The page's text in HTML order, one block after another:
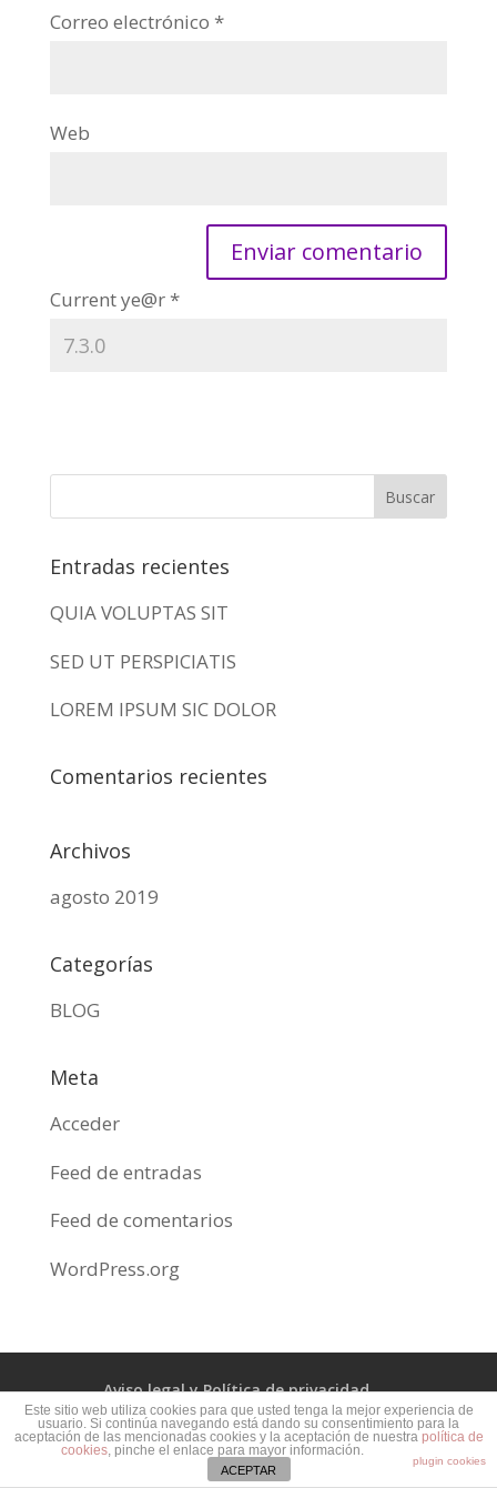
Correo electrónico *
Web
Current ye@r *
Entradas recientes
QUIA VOLUPTAS SIT
SED UT PERSPICIATIS
LOREM IPSUM SIC DOLOR
Comentarios recientes
Archivos
agosto 2019
Categorías
BLOG
Meta
Acceder
Feed de entradas
Feed de comentarios
WordPress.org
Aviso legal y Política de privacidad
Política de cookies
Este sitio web utiliza cookies para que usted tenga la mejor experiencia de
usuario. Si continúa navegando está dando su consentimiento para la
aceptación de las mencionadas cookies y la aceptación de nuestra política de
cookies, pinche el enlace para mayor información.
plugin cookies
ACEPTAR